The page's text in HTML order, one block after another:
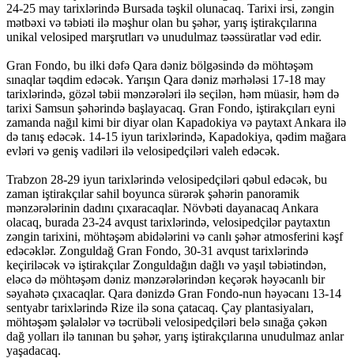
24-25 may tarixlərində Bursada təşkil olunacaq. Tarixi irsi, zəngin
mətbəxi və təbiəti ilə məşhur olan bu şəhər, yarış iştirakçılarına
unikal velosiped marşrutları və unudulmaz təəssüratlar vəd edir.
Gran Fondo, bu ilki dəfə Qara dəniz bölgəsində də möhtəşəm
sınaqlar təqdim edəcək. Yarışın Qara dəniz mərhələsi 17-18 may
tarixlərində, gözəl təbii mənzərələri ilə seçilən, həm müasir, həm də
tarixi Samsun şəhərində başlayacaq. Gran Fondo, iştirakçıları eyni
zamanda nağıl kimi bir diyar olan Kapadokiya və paytaxt Ankara ilə
də tanış edəcək. 14-15 iyun tarixlərində, Kapadokiya, qədim mağara
evləri və geniş vadiləri ilə velosipedçiləri valeh edəcək.
Trabzon 28-29 iyun tarixlərində velosipedçiləri qəbul edəcək, bu
zaman iştirakçılar sahil boyunca sürərək şəhərin panoramik
mənzərələrinin dadını çıxaracaqlar. Növbəti dayanacaq Ankara
olacaq, burada 23-24 avqust tarixlərində, velosipedçilər paytaxtın
zəngin tarixini, möhtəşəm abidələrini və canlı şəhər atmosferini kəşf
edəcəklər. Zonguldağ Gran Fondo, 30-31 avqust tarixlərində
keçiriləcək və iştirakçılar Zonguldağın dağlı və yaşıl təbiətindən,
eləcə də möhtəşəm dəniz mənzərələrindən keçərək həyəcanlı bir
səyahətə çıxacaqlar. Qara dənizdə Gran Fondo-nun həyəcanı 13-14
sentyabr tarixlərində Rize ilə sona çatacaq. Çay plantasiyaları,
möhtəşəm şəlalələr və təcrübəli velosipedçiləri belə sınağa çəkən
dağ yolları ilə tanınan bu şəhər, yarış iştirakçılarına unudulmaz anlar
yaşadacaq.